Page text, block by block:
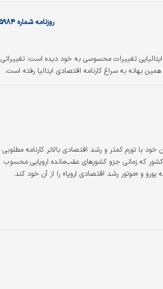
روزنامه شماره ۵۹۸۴
ایتالیایی تغییرات محسوسی به خود دیده است؛ تغییراتی
بهانه به سراغ کارنامه اقتصادی ایتالیا رفته است.
خود با تورم کمتر و رشد اقتصادی بالاتر کارنامه مطلوبی
که زمانی جزو کشورهای عقب‌مانده اروپایی محسوب
و «موتور رشد اقتصادی اروپا» را از آن خود کند.